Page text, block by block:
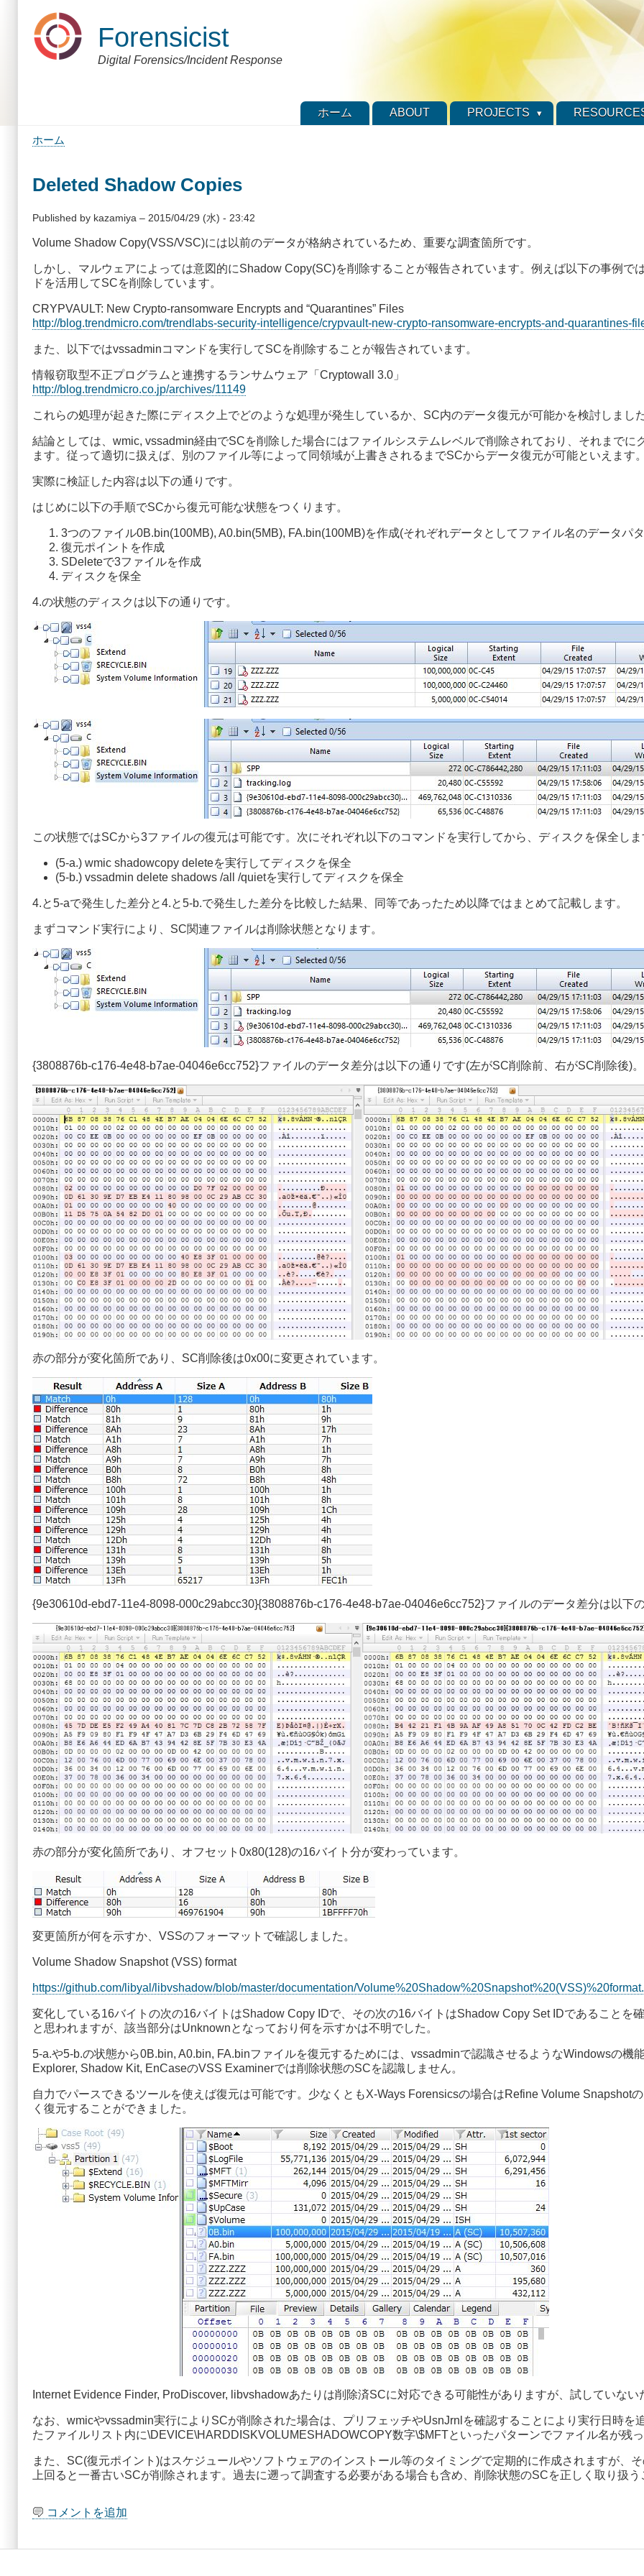
Forensicist
Digital Forensics/Incident Response
ホーム ABOUT PROJECTS
ン
く
ず
ホーム
Deleted Shadow Copies
Published by kazamiya – 2015/04/29 (水) - 23:42
Volume Shadow Copy(VSS/VSC)には以前のデータが格納されているため、重要な調査箇所です。
しかし、マルウェアによっては意図的にShadow Copy(SC)を削除することが報告されています。例えば以下の事例
ドを活用してSCを削除しています。
CRYPVAULT: New Crypto-ransomware Encrypts and “Quarantines” Files
http://blog.trendmicro.com/trendlabs-security-intelligence/crypvault-new-crypto-ransomware-encrypts-and-quarantines-
また、以下ではvssadminコマンドを実行してSCを削除することが報告されています。
情報窃取型不正プログラムと連携するランサムウェア「Cryptowall 3.0」
http://blog.trendmicro.co.jp/archives/11149
これらの処理が起きた際にディスク上でどのような処理が発生しているか、SC内のデータ復元が可能かを検討しまし
結論としては、wmic, vssadmin経由でSCを削除した場合にはファイルシステムレベルで削除されており、それまで
ます。従って適切に扱えば、別のファイル等によって同領域が上書きされるまでSCからデータ復元が可能といえます
実際に検証した内容は以下の通りです。
はじめに以下の手順でSCから復元可能な状態をつくります。
3つのファイル0B.bin(100MB), A0.bin(5MB), FA.bin(100MB)を作成(それぞれデータとしてファイル名のデータパ
復元ポイントを作成
SDeleteで3ファイルを作成
ディスクを保全
4.の状態のディスクは以下の通りです。
この状態ではSCから3ファイルの復元は可能です。次にそれぞれ以下のコマンドを実行してから、ディスクを保全し
(5-a.) wmic shadowcopy deleteを実行してディスクを保全
(5-b.) vssadmin delete shadows /all /quietを実行してディスクを保全
4.と5-aで発生した差分と4.と5-b.で発生した差分を比較した結果、同等であったため以降ではまとめて記載します。
まずコマンド実行により、SC関連ファイルは削除状態となります。
{3808876b-c176-4e48-b7ae-04046e6cc752}ファイルのデータ差分は以下の通りです(左がSC削除前、右がSC削除後)。
赤の部分が変化箇所であり、SC削除後は0x00に変更されています。
{9e30610d-ebd7-11e4-8098-000c29abcc30}{3808876b-c176-4e48-b7ae-04046e6cc752}ファイルのデータ差分は以下
赤の部分が変化箇所であり、オフセット0x80(128)の16バイト分が変わっています。
変更箇所が何を示すか、VSSのフォーマットで確認しました。
Volume Shadow Snapshot (VSS) format
https://github.com/libyal/libvshadow/blob/master/documentation/
変化している16バイトの次の16バイトはShadow Copy IDで、その次の16バイトはShadow Copy Set IDであることを
と思われますが、該当部分はUnknownとなっており何を示すかは不明でした。
5-a.や5-b.の状態から0B.bin, A0.bin, FA.binファイルを復元するためには、vssadminで認識させるようなWindowsの機
Explorer, Shadow Kit, EnCaseのVSS Examinerでは削除状態のSCを認識しません。
自力でパースできるツールを使えば復元は可能です。少なくともX-Ways Forensicsの場合はRefine Volume Snapshot
く復元することができました。
Internet Evidence Finder, ProDiscover, libvshadowあたりは削除済SCに対応できる可能性がありますが、試していな
なお、wmicやvssadmin実行によりSCが削除された場合は、プリフェッチやUsnJrnlを確認することにより実行日時を
たファイルリスト内に\DEVICE\HARDDISKVOLUMESHADOWCOPY数字\$MFTといったパターンでファイル名が残
また、SC(復元ポイント)はスケジュールやソフトウェアのインストール等のタイミングで定期的に作成されますが、
上回ると一番古いSCが削除されます。過去に遡って調査する必要がある場合も含め、削除状態のSCを正しく取り扱
コメントを追加